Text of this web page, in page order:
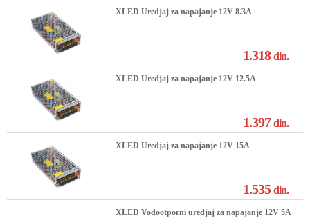
XLED Uredjaj za napajanje 12V 8.3A
1.318din.
XLED Uredjaj za napajanje 12V 12.5A
1.397din.
XLED Uredjaj za napajanje 12V 15A
1.535din.
XLED Vodootporni uredjaj za napajanje 12V 5A